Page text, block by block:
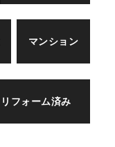
マンション
リフォーム済み